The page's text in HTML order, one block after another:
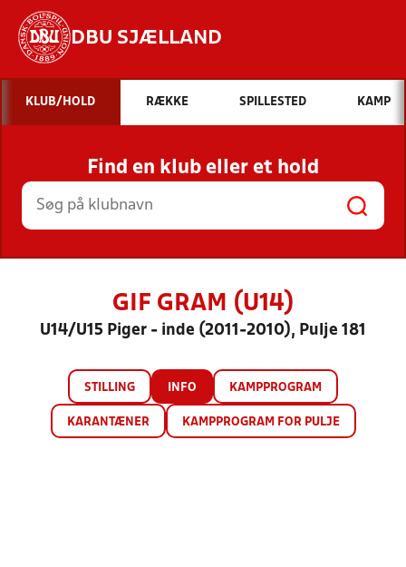
DBU SJÆLLAND
Hvad vil du søge efter?
INDHOLD OG NYHEDER
STILLINGER, RESULTATER, KLUBBER OG
HOLD
KLUB/HOLD RÆKKE SPILLESTED KAMP
Find en klub eller et hold
GIF GRAM (U14)
U14/U15 Piger - inde (2011-2010), Pulje 181
STILLING INFO KAMPPROGRAM
KARANTÆNER KAMPPROGRAM FOR PULJE